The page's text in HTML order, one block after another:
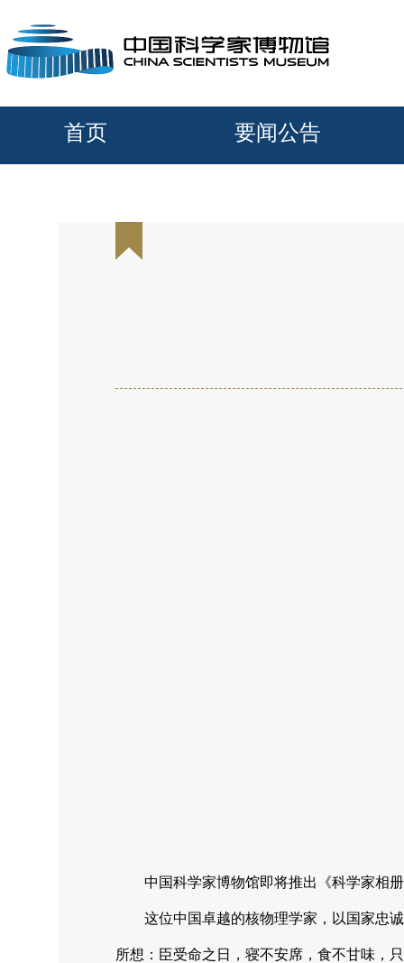
首页 要闻公告
中国科学家博物馆即将推出《科学家相
这位中国卓越的核物理学家，以国家忠
所想：臣受命之日，寝不安席，食不甘味，